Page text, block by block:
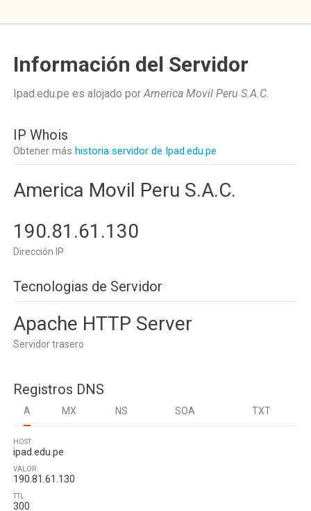
Información del Servidor
Ipad.edu.pe es alojado porAmerica Movil Peru S.A.C.
IP Whois
Obtener más historia servidor de Ipad.edu.pe
America Movil Peru S.A.C.
190.81.61.130
Dirección IP
Tecnologias de Servidor
Apache HTTP Server
Servidor trasero
Registros DNS
A MX NS SOA TXT
HOST
ipad.edu.pe
VALOR
190.81.61.130
TTL
300